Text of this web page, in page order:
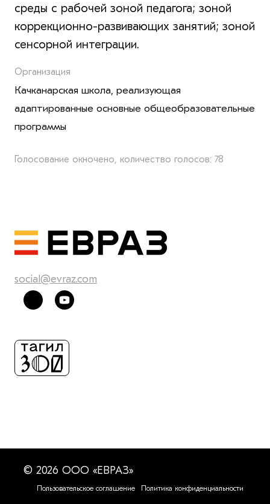
среды с рабочей зоной педагога; зоной
коррекционно-развивающих занятий; зоной
сенсорной интеграции.
Организация
Качканарская школа, реализующая
адаптированные основные общеобразовательные
программы
Голосование окночено, количество голосов: 78
social@evraz.com
© 2026 ООО «ЕВРАЗ»
Пользовательское соглашение Политика конфиденциальности